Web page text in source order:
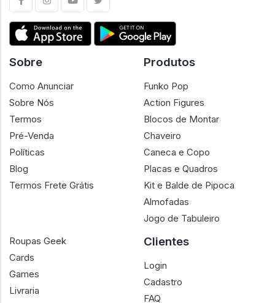
Sobre
Como Anunciar
Sobre Nós
Termos
Pré-Venda
Políticas
Blog
Termos Frete Grátis
Produtos
Funko Pop
Action Figures
Blocos de Montar
Chaveiro
Caneca e Copo
Placas e Quadros
Kit e Balde de Pipoca
Almofadas
Jogo de Tabuleiro
Roupas Geek
Cards
Games
Livraria
Clientes
Login
Cadastro
FAQ